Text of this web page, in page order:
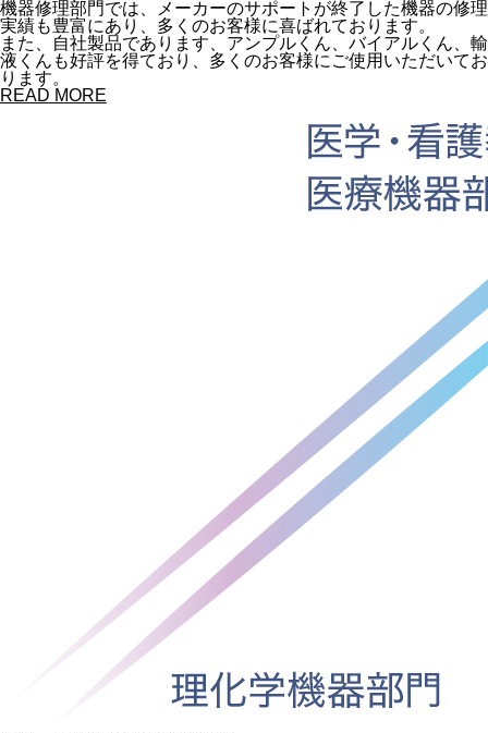
機器修理部門では、メーカーのサポートが終了した機器の修理
実績も豊富にあり、多くのお客様に喜ばれております。
また、自社製品であります、アンプルくん、バイアルくん、輸
液くんも好評を得ており、多くのお客様にご使用いただいてお
ります。
READ MORE